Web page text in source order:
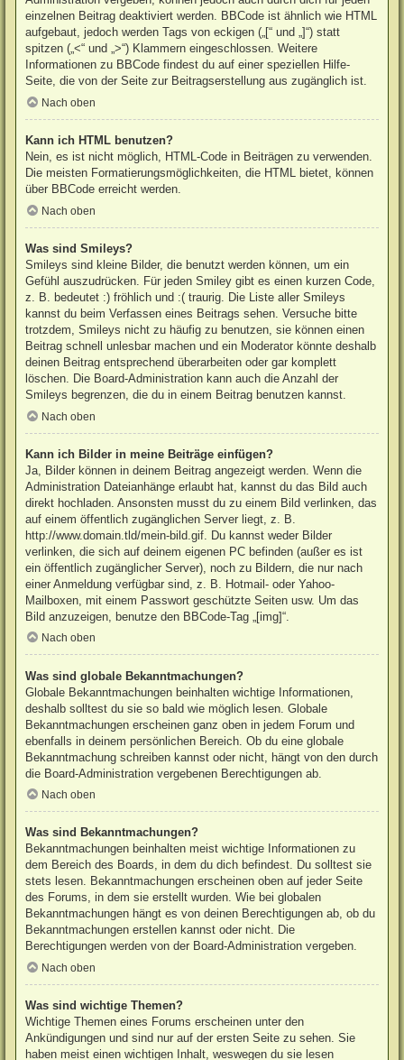
einzelnen Beitrag deaktiviert werden. BBCode ist ähnlich wie HTML
aufgebaut, jedoch werden Tags von eckigen („[“ und „]“) statt
spitzen („<“ und „>“) Klammern eingeschlossen. Weitere
Informationen zu BBCode findest du auf einer speziellen Hilfe-
Seite, die von der Seite zur Beitragserstellung aus zugänglich ist.
Nach oben
Kann ich HTML benutzen?
Nein, es ist nicht möglich, HTML-Code in Beiträgen zu verwenden.
Die meisten Formatierungsmöglichkeiten, die HTML bietet, können
über BBCode erreicht werden.
Nach oben
Was sind Smileys?
Smileys sind kleine Bilder, die benutzt werden können, um ein
Gefühl auszudrücken. Für jeden Smiley gibt es einen kurzen Code,
z. B. bedeutet :) fröhlich und :( traurig. Die Liste aller Smileys
kannst du beim Verfassen eines Beitrags sehen. Versuche bitte
trotzdem, Smileys nicht zu häufig zu benutzen, sie können einen
Beitrag schnell unlesbar machen und ein Moderator könnte deshalb
deinen Beitrag entsprechend überarbeiten oder gar komplett
löschen. Die Board-Administration kann auch die Anzahl der
Smileys begrenzen, die du in einem Beitrag benutzen kannst.
Nach oben
Kann ich Bilder in meine Beiträge einfügen?
Ja, Bilder können in deinem Beitrag angezeigt werden. Wenn die
Administration Dateianhänge erlaubt hat, kannst du das Bild auch
direkt hochladen. Ansonsten musst du zu einem Bild verlinken, das
auf einem öffentlich zugänglichen Server liegt, z. B.
http://www.domain.tld/mein-bild.gif. Du kannst weder Bilder
verlinken, die sich auf deinem eigenen PC befinden (außer es ist
ein öffentlich zugänglicher Server), noch zu Bildern, die nur nach
einer Anmeldung verfügbar sind, z. B. Hotmail- oder Yahoo-
Mailboxen, mit einem Passwort geschützte Seiten usw. Um das
Bild anzuzeigen, benutze den BBCode-Tag „[img]“.
Nach oben
Was sind globale Bekanntmachungen?
Globale Bekanntmachungen beinhalten wichtige Informationen,
deshalb solltest du sie so bald wie möglich lesen. Globale
Bekanntmachungen erscheinen ganz oben in jedem Forum und
ebenfalls in deinem persönlichen Bereich. Ob du eine globale
Bekanntmachung schreiben kannst oder nicht, hängt von den durch
die Board-Administration vergebenen Berechtigungen ab.
Nach oben
Was sind Bekanntmachungen?
Bekanntmachungen beinhalten meist wichtige Informationen zu
dem Bereich des Boards, in dem du dich befindest. Du solltest sie
stets lesen. Bekanntmachungen erscheinen oben auf jeder Seite
des Forums, in dem sie erstellt wurden. Wie bei globalen
Bekanntmachungen hängt es von deinen Berechtigungen ab, ob du
Bekanntmachungen erstellen kannst oder nicht. Die
Berechtigungen werden von der Board-Administration vergeben.
Nach oben
Was sind wichtige Themen?
Wichtige Themen eines Forums erscheinen unter den
Ankündigungen und sind nur auf der ersten Seite zu sehen. Sie
haben meist einen wichtigen Inhalt, weswegen du sie lesen